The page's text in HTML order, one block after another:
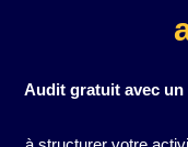
Audit gratuit avec un